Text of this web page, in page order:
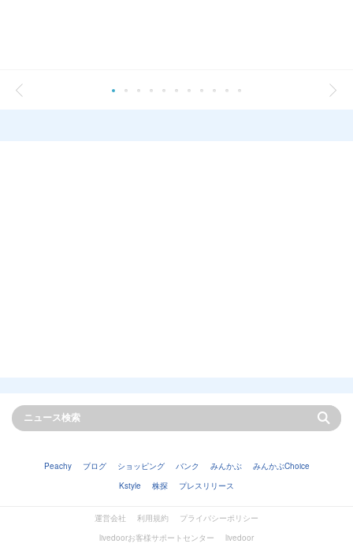
Peachy ブログ ショッピング バンク みんかぶ
みんかぶChoice
Kstyle
株探 プレスリリース
運営会社 利用規約
プライバシーポリシー
livedoorお客様サポートセンター
livedoor